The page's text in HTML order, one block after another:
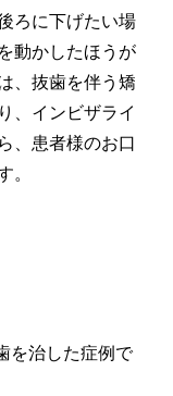
ろに下げたい場
動かしたほうが
、抜歯を伴う矯
、インビザライ
、患者様のお口
を治した症例で